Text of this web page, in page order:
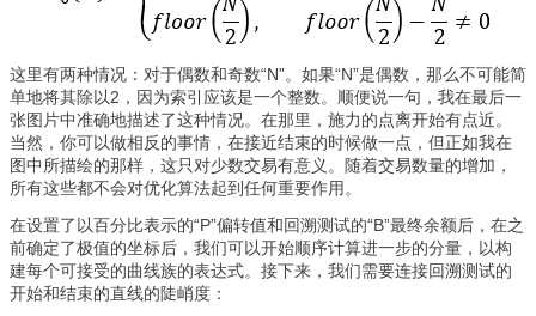
这里有两种情况：对于偶数和奇数“N”。如果“N”是偶数，那么不可能简
单地将其除以2，因为索引应该是一个整数。顺便说一句，我在最后一
张图片中准确地描述了这种情况。在那里，施力的点离开始有点近。
当然，你可以做相反的事情，在接近结束的时候做一点，但正如我在
图中所描绘的那样，这只对少数交易有意义。随着交易数量的增加，
所有这些都不会对优化算法起到任何重要作用。
在设置了以百分比表示的“P”偏转值和回溯测试的“B”最终余额后，在之
前确定了极值的坐标后，我们可以开始顺序计算进一步的分量，以构
建每个可接受的曲线族的表达式。接下来，我们需要连接回溯测试的
开始和结束的直线的陡峭度：